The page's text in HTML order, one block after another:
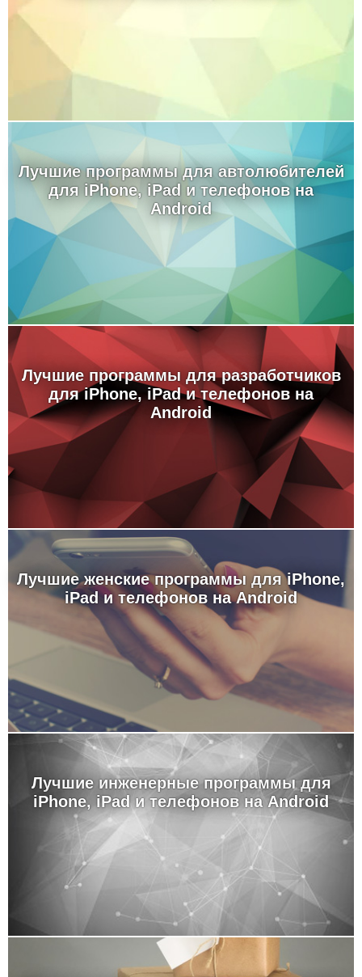
Лучшие программы для автолюбителей
для iPhone, iPad и телефонов на
Android
Лучшие программы для разработчиков
для iPhone, iPad и телефонов на
Android
Лучшие женские программы для iPhone,
iPad и телефонов на Android
Лучшие инженерные программы для
iPhone, iPad и телефонов на Android